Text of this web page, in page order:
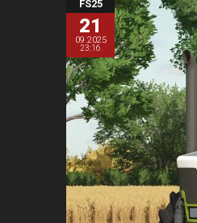
FS25
21
09.2025
23:16